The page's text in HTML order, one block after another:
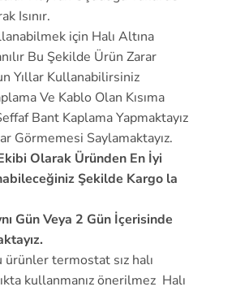
Isınır.
için Halı Altına
Bu Şekilde Ürün Zarar
Yıllar Kullanabilirsiniz
Ve Kablo Olan Kısıma
Bant Kaplama Yapmaktayız
Görmemesi Saylamaktayız.
Olarak Üründen En İyi
Şekilde Kargo la
Gün Veya 2 Gün İçerisinde
ürünler termostat sız halı
kullanmanız önerilmez Halı